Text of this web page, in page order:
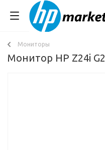
Мониторы
Монитор HP Z24i G2